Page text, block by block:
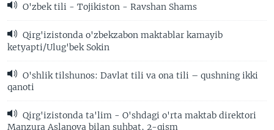
O'zbek tili - Tojikiston - Ravshan Shams
Qirg'izistonda o'zbekzabon maktablar kamayib
ketyapti/Ulug'bek Sokin
O'shlik tilshunos: Davlat tili va ona tili – qushning ikki
qanoti
Qirg'izistonda ta'lim - O'shdagi o'rta maktab direktori
Manzura Aslanova bilan suhbat, 2-qism